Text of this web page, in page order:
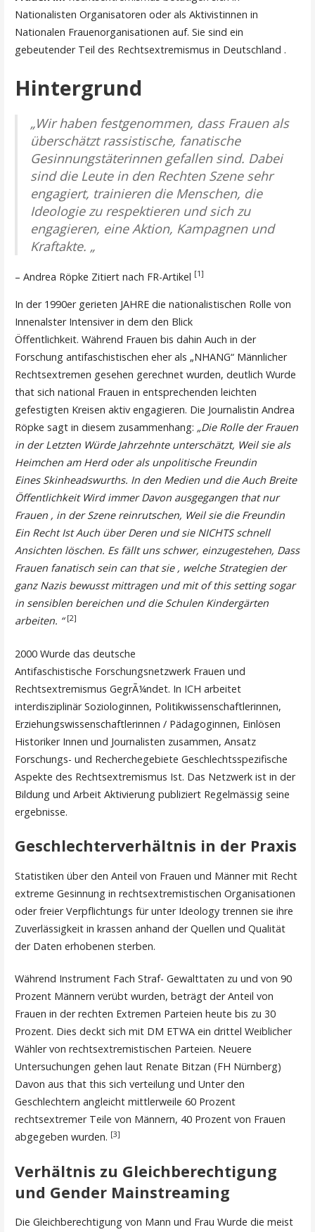
Nationalisten Organisatoren oder als Aktivistinnen in
Nationalen Frauenorganisationen auf. Sie sind ein
gebeutender Teil des Rechtsextremismus in Deutschland .
Hintergrund
„Wir haben festgenommen, dass Frauen als
überschätzt rassistische, fanatische
Gesinnungstäterinnen gefallen sind. Dabei
sind die Leute in den Rechten Szene sehr
engagiert, trainieren die Menschen, die
Ideologie zu respektieren und sich zu
engagieren, eine Aktion, Kampagnen und
Kraftakte. „
– Andrea Röpke Zitiert nach FR-Artikel [1]
In der 1990er gerieten JAHRE die nationalistischen Rolle von
Innenalster Intensiver in dem den Blick
Öffentlichkeit. Während Frauen bis dahin Auch in der
Forschung antifaschistischen eher als „NHANG“ Männlicher
Rechtsextremen gesehen gerechnet wurden, deutlich Wurde
that sich national Frauen in entsprechenden leichten
gefestigten Kreisen aktiv engagieren. Die Journalistin Andrea
Röpke sagt in diesem zusammenhang: „Die Rolle der Frauen
in der Letzten Würde Jahrzehnte unterschätzt, Weil sie als
Heimchen am Herd oder als unpolitische Freundin
Eines Skinheadswurths. In den Medien und die Auch Breite
Öffentlichkeit Wird immer Davon ausgegangen that nur
Frauen , in der Szene reinrutschen, Weil sie die Freundin
Ein Recht Ist Auch über Deren und sie NICHTS schnell
Ansichten löschen. Es fällt uns schwer, einzugestehen, Dass
Frauen fanatisch sein can that sie , welche Strategien der
ganz Nazis bewusst mittragen und mit of this setting sogar
in sensiblen bereichen und die Schulen Kindergärten
arbeiten. “ [2]
2000 Wurde das deutsche
Antifaschistische Forschungsnetzwerk Frauen und
Rechtsextremismus GegrÃ¼ndet. In ICH arbeitet
interdisziplinär Soziologinnen, Politikwissenschaftlerinnen,
Erziehungswissenschaftlerinnen / Pädagoginnen, Einlösen
Historiker Innen und Journalisten zusammen, Ansatz
Forschungs- und Recherchegebiete Geschlechtsspezifische
Aspekte des Rechtsextremismus Ist. Das Netzwerk ist in der
Bildung und Arbeit Aktivierung publiziert Regelmässig seine
ergebnisse.
Geschlechterverhältnis in der Praxis
Statistiken über den Anteil von Frauen und Männer mit Recht
extreme Gesinnung in rechtsextremistischen Organisationen
oder freier Verpflichtungs für unter Ideology trennen sie ihre
Zuverlässigkeit in krassen anhand der Quellen und Qualität
der Daten erhobenen sterben.
Während Instrument Fach Straf- Gewalttaten zu und von 90
Prozent Männern verübt wurden, beträgt der Anteil von
Frauen in der rechten Extremen Parteien heute bis zu 30
Prozent. Dies deckt sich mit DM ETWA ein drittel Weiblicher
Wähler von rechtsextremistischen Parteien. Neuere
Untersuchungen gehen laut Renate Bitzan (FH Nürnberg)
Davon aus that this sich verteilung und Unter den
Geschlechtern angleicht mittlerweile 60 Prozent
rechtsextremer Teile von Männern, 40 Prozent von Frauen
abgegeben wurden. [3]
Verhältnis zu Gleichberechtigung
und Gender Mainstreaming
Die Gleichberechtigung von Mann und Frau Wurde die meist